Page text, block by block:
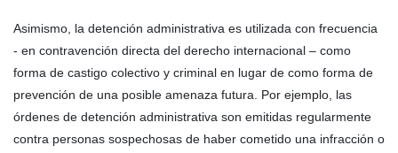
Asimismo, la detención administrativa es utilizada con frecuencia
- en contravención directa del derecho internacional – como
forma de castigo colectivo y criminal en lugar de como forma de
prevención de una posible amenaza futura. Por ejemplo, las
órdenes de detención administrativa son emitidas regularmente
contra personas sospechosas de haber cometido una infracción o